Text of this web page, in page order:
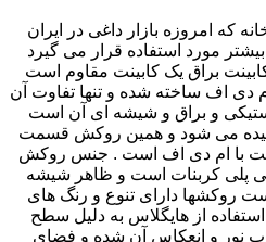
که امروزه بازار داغی در ایران
مورد استفاده قرار می گیرد
براق یک کابینت مقاوم است
دی اف ساخته شده و تنها تفاوت آن
و براق و شیشه ای آن است
می شود و همین روکش قسمت
با ام دی اف است . جنس روکش
پلی کربنات است و ظاهر شیشه
روکشها دارای تنوع و رنگ های
از هایگلاس به دلیل سطح
نور و انعکاس آن شده و فضای